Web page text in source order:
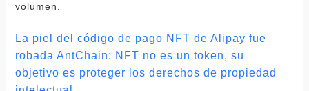
volumen.
La piel del código de pago NFT de Alipay fue
robada AntChain: NFT no es un token, su
objetivo es proteger los derechos de propiedad